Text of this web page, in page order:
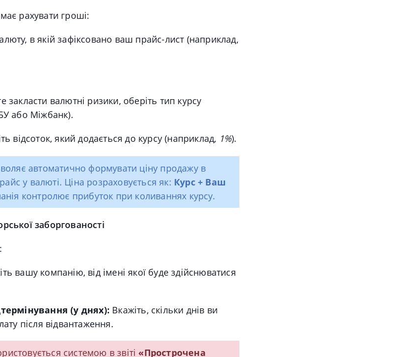
рахувати гроші:
в якій зафіксовано ваш прайс-лист (наприклад,
закласти валютні ризики, оберіть тип курсу
або Міжбанк).
відсоток, який додається до курсу (наприклад, 1%).
автоматично формувати ціну продажу в
у валюті. Ціна розраховується як: Курс + Ваш
контролює прибуток при коливаннях курсу.
заборгованості
вашу компанію, від імені якої буде здійснюватися
(у днях): Вкажіть, скільки днів ви
після відвантаження.
системою в звіті «Прострочена